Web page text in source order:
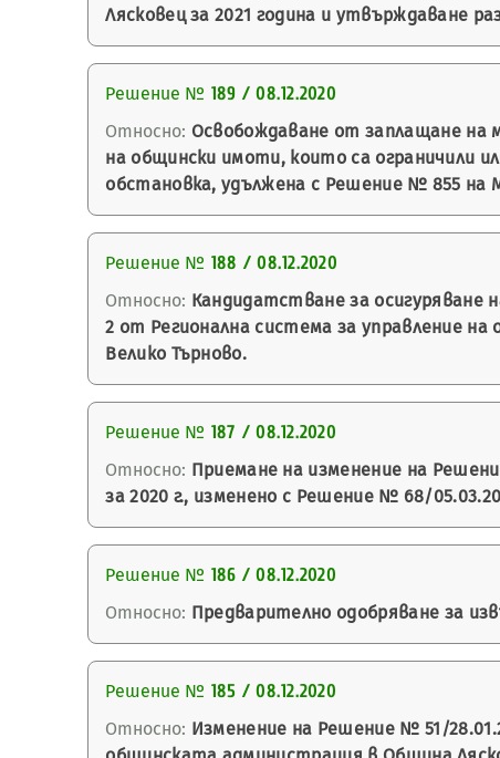
Лясковец за 2021 година и утвърждаване
Решение № 189 / 08.12.2020
Относно: Освобождаване от заплащане на
на общински имоти, които са ограничили
обстановка, удължена с Решение № 855 на
Решение № 188 / 08.12.2020
Относно: Кандидатстване за осигуряване
2 от Регионална система за управление
Велико Търново.
Решение № 187 / 08.12.2020
Относно: Приемане на изменение на
за 2020 г., изменено с Решение № 68/
Решение № 186 / 08.12.2020
Относно: Предварително одобряване за
Решение № 185 / 08.12.2020
Относно: Изменение на Решение № 51/